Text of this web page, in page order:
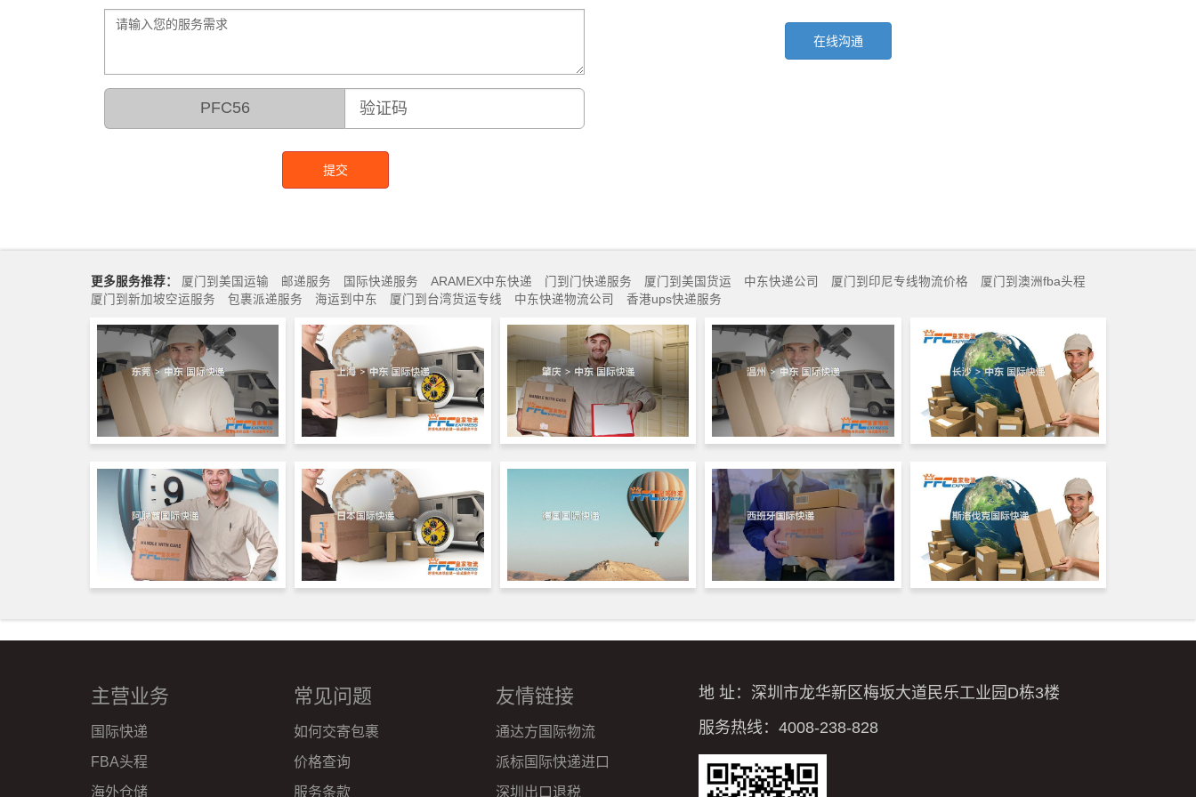
PFC56
提交
在线沟通
更多服务推荐： 厦门到美国运输 邮递服务 国际快递服务 ARAMEX中东快递 门到门快递服务 厦门到美国货运 中东快递公司 厦门到印尼专线物流价格
厦门到澳洲fba头程
厦门到新加坡空运服务
包裹派递服务 海运到中东 厦门到台湾货运专线 中东快递物流公司 香港ups快递服务
地 址：深圳市龙华新区梅坂大道民乐工业园D栋3楼
服务热线：4008-238-828
主营业务
国际快递
FBA头程
海外仓储
常见问题
如何交寄包裹
价格查询
服务条款
友情链接
通达方国际物流
派标国际快递进口
深圳出口退税